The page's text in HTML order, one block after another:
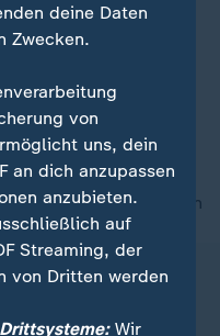
Fördermittel
dem 1. Januar. Die
Die Prämie
sich der Umstieg?
nach oben
deine Daten
Zwecken.
von
uns, dein
an dich anzupassen
anzubieten.
auf
Streaming, der
von Dritten werden
Wir